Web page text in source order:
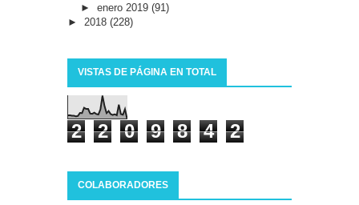
► enero 2019 (91)
► 2018 (228)
VISTAS DE PÁGINA EN TOTAL
2 2 0 9 8 4 2
COLABORADORES